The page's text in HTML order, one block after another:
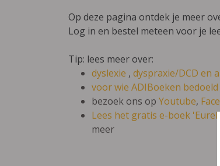
Op deze pagina ontdek je meer
Log in en bestel meteen voor je
Tip: lees meer over:
dyslexie , dyspraxie/DCD en
voor wie ADIBoeken
bezoek ons op Youtube,
Lees het gratis e-boek
meer